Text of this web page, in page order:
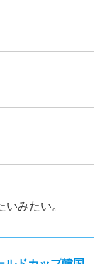
みたい。